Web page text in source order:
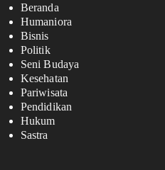
Beranda
Humaniora
Bisnis
Politik
Seni Budaya
Kesehatan
Pariwisata
Pendidikan
Hukum
Sastra